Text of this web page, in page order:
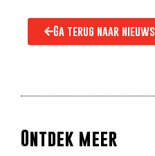
Ga terug naar nieuws
Ontdek meer